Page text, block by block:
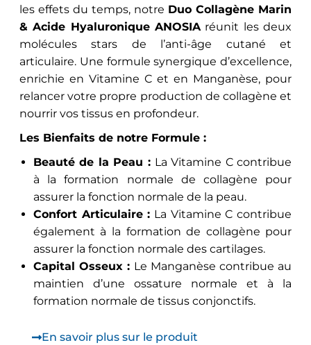
les effets du temps, notre Duo Collagène Marin
& Acide Hyaluronique ANOSIAréunit les deux
molécules stars de l’anti-âge cutané et
articulaire. Une formule synergique d’excellence,
enrichie en Vitamine C et en Manganèse, pour
relancer votre propre production de collagène et
nourrir vos tissus en profondeur.
Les Bienfaits de notre Formule :
Beauté de la Peau : La Vitamine C contribue
à la formation normale de collagène pour
assurer la fonction normale de la peau.
Confort Articulaire : La Vitamine C contribue
également à la formation de collagène pour
assurer la fonction normale des cartilages.
Capital Osseux : Le Manganèse contribue au
maintien d’une ossature normale et à la
formation normale de tissus conjonctifs.
En savoir plus sur le produit